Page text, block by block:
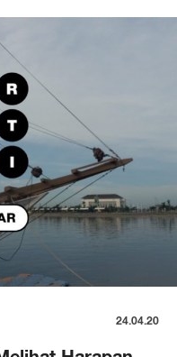
24.04.20